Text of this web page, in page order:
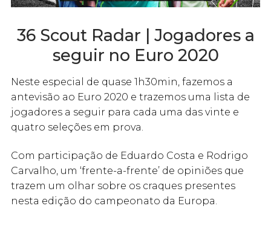
36 Scout Radar | Jogadores a
seguir no Euro 2020
Neste especial de quase 1h30min, fazemos a
antevisão ao Euro 2020 e trazemos uma lista de
jogadores a seguir para cada uma das vinte e
quatro seleções em prova.
Com participação de Eduardo Costa e Rodrigo
Carvalho, um ‘frente-a-frente’ de opiniões que
trazem um olhar sobre os craques presentes
nesta edição do campeonato da Europa.